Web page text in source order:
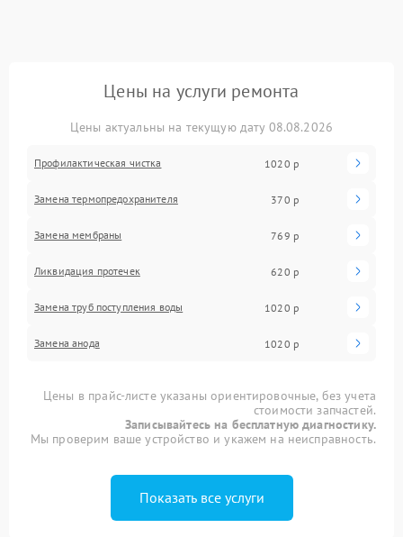
Цены на услуги ремонта
Цены актуальны на текущую дату 08.08.2026
Профилактическая чистка 1020 р
Замена термопредохранителя 370 р
Замена мембраны 769 р
Ликвидация протечек 620 р
Замена труб поступления воды 1020 р
Замена анода 1020 р
Цены в прайс-листе указаны ориентировочные, без учета
стоимости запчастей.
Записывайтесь на бесплатную диагностику.
Мы проверим ваше устройство и укажем на неисправность.
Показать все услуги